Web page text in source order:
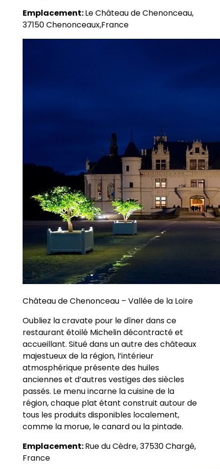
Emplacement:Le Château de Chenonceau,
37150 Chenonceaux,France
Château de Chenonceau – Vallée de la Loire
Oubliez la cravate pour le dîner dans ce
restaurant étoilé Michelin décontracté et
accueillant. Situé dans un autre des châteaux
majestueux de la région, l’intérieur
atmosphérique présente des huiles
anciennes et d’autres vestiges des siècles
passés. Le menu incarne la cuisine de la
région, chaque plat étant construit autour de
tous les produits disponibles localement,
comme la morue, le canard ou la pintade.
Emplacement:Rue du Cèdre, 37530 Chargé,
France